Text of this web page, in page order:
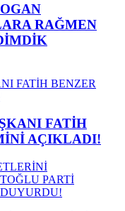
RAĞMEN
FATİH
AÇIKLADI!